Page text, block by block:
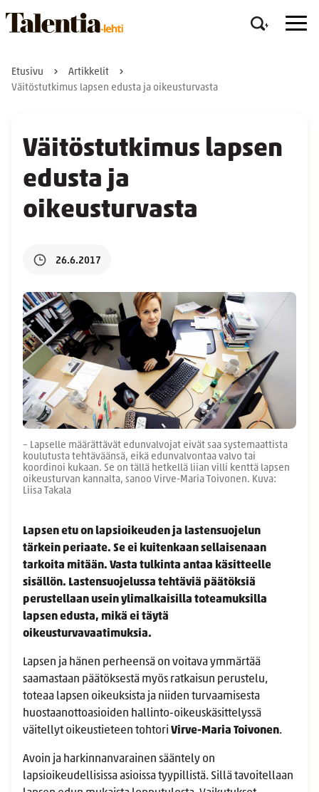
Etusivu
Artikkelit
Väitöstutkimus lapsen edusta ja oikeusturvasta
Väitöstutkimus lapsen
edusta ja
oikeusturvasta
26.6.2017
– Lapselle määrättävät edunvalvojat eivät saa systemaattista
koulutusta tehtäväänsä, eikä edunvalvontaa valvo tai
koordinoi kukaan. Se on tällä hetkellä liian villi kenttä lapsen
oikeusturvan kannalta, sanoo Virve-Maria Toivonen. Kuva:
Liisa Takala
Lapsen etu on lapsioikeuden ja lastensuojelun
tärkein periaate. Se ei kuitenkaan sellaisenaan
tarkoita mitään. Vasta tulkinta antaa käsitteelle
sisällön. Lastensuojelussa tehtäviä päätöksiä
perustellaan usein ylimalkaisilla toteamuksilla
lapsen edusta, mikä ei täytä
oikeusturvavaatimuksia.
Lapsen ja hänen perheensä on voitava ymmärtää
saamastaan päätöksestä myös ratkaisun perustelu,
toteaa lapsen oikeuksista ja niiden turvaamisesta
huostaanottoasioiden hallinto-oikeuskäsittelyssä
väitellyt oikeustieteen tohtori Virve-Maria Toivonen.
Avoin ja harkinnanvarainen sääntely on
lapsioikeudellisissa asioissa tyypillistä. Sillä tavoitellaan